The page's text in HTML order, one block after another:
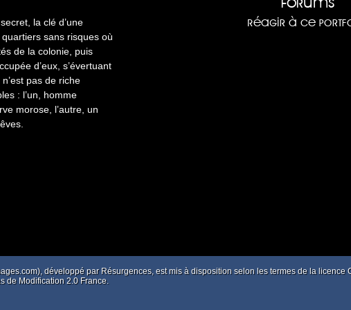
la clé d’une
sans risques où
de la colonie, puis
d’eux, s’évertuant
pas de riche
: l’un, homme
morose, l’autre, un
développé par Résurgences, est mis à disposition selon les termes de la licence
de Modification 2.0 France.